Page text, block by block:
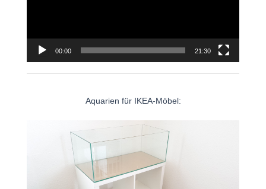
00:00 21:30
Aquarien für IKEA-Möbel: